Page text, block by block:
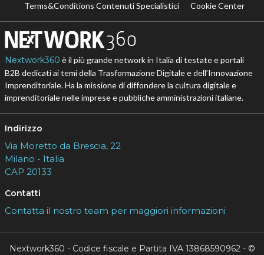
Terms&Conditions Contenuti Specialistici
Cookie Center
Nextwork360 è il più grande network in Italia di testate e portali
B2B dedicati ai temi della Trasformazione Digitale e dell’Innovazione
Imprenditoriale. Ha la missione di diffondere la cultura digitale e
imprenditoriale nelle imprese e pubbliche amministrazioni italiane.
Indirizzo
Via Moretto da Brescia, 22
Milano - Italia
CAP 20133
Contatti
Contatta il nostro team per maggiori informazioni
Nextwork360 - Codice fiscale e Partita IVA 13868590962 - ©